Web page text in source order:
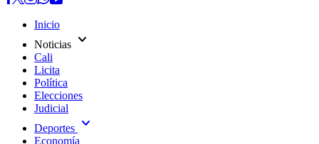
Inicio
Noticias expand_more
Cali
Licita
Política
Elecciones
Judicial
Deportes expand_more
Economía